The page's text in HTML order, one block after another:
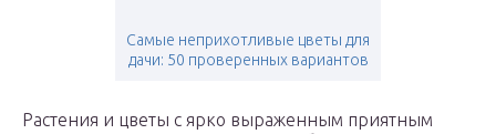
Самые неприхотливые цветы для
дачи: 50 проверенных вариантов
Растения и цветы с ярко выраженным приятным